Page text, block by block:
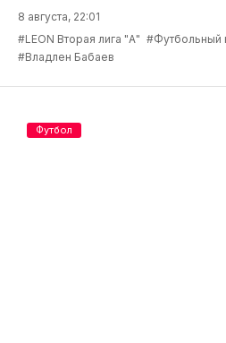
8 августа, 22:01
#LEON Вторая лига "А" #Футбольный
#Владлен Бабаев
Футбол